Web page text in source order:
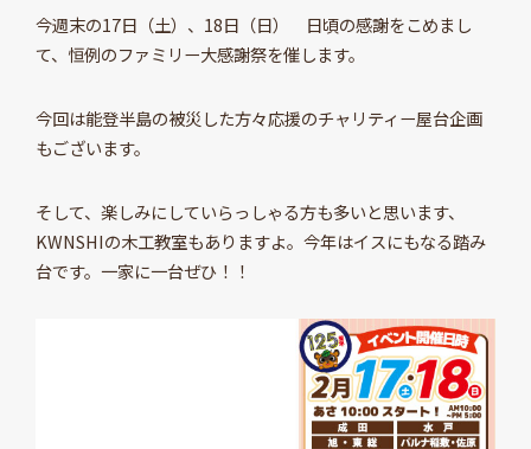
今週末の17日（土）、18日（日） 日頃の感謝をこめまし
て、恒例のファミリー大感謝祭を催します。
今回は能登半島の被災した方々応援のチャリティー屋台企画
もございます。
そして、楽しみにしていらっしゃる方も多いと思います、
KWNSHIの木工教室もありますよ。今年はイスにもなる踏み
台です。一家に一台ぜひ！！